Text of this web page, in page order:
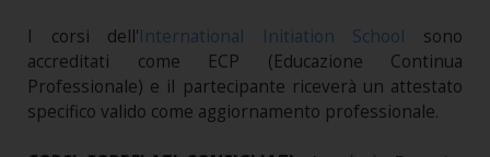
I corsi dell'International Initiation School sono
accreditati come ECP (Educazione Continua
Professionale) e il partecipante riceverà un attestato
specifico valido come aggiornamento professionale.